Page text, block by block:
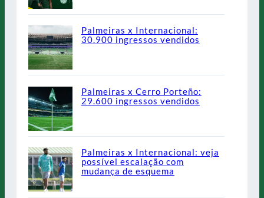
Palmeiras x Internacional:
30.900 ingressos vendidos
Palmeiras x Cerro Porteño:
29.600 ingressos vendidos
Palmeiras x Internacional: veja
possível escalação com
mudança de esquema